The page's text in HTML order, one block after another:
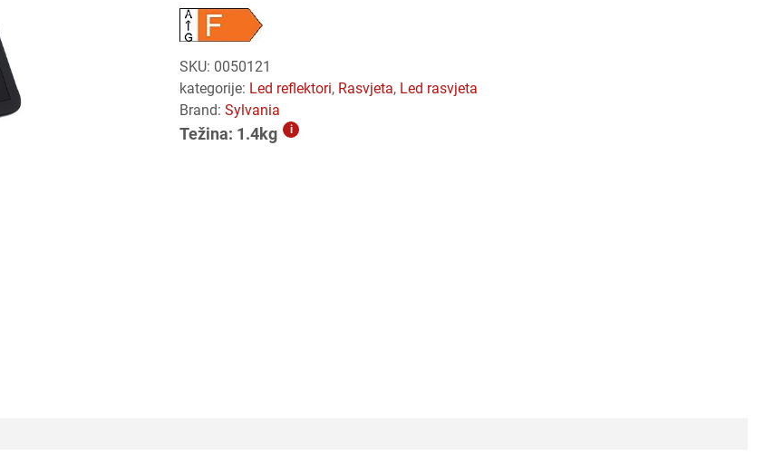
SKU: 0050121
kategorije:
led reflektori, rasvjeta,
led rasvjeta
Brand:Sylvania
Težina: 1.4kg i